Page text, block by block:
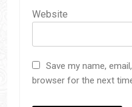
Website
Save my name,
browser for the next